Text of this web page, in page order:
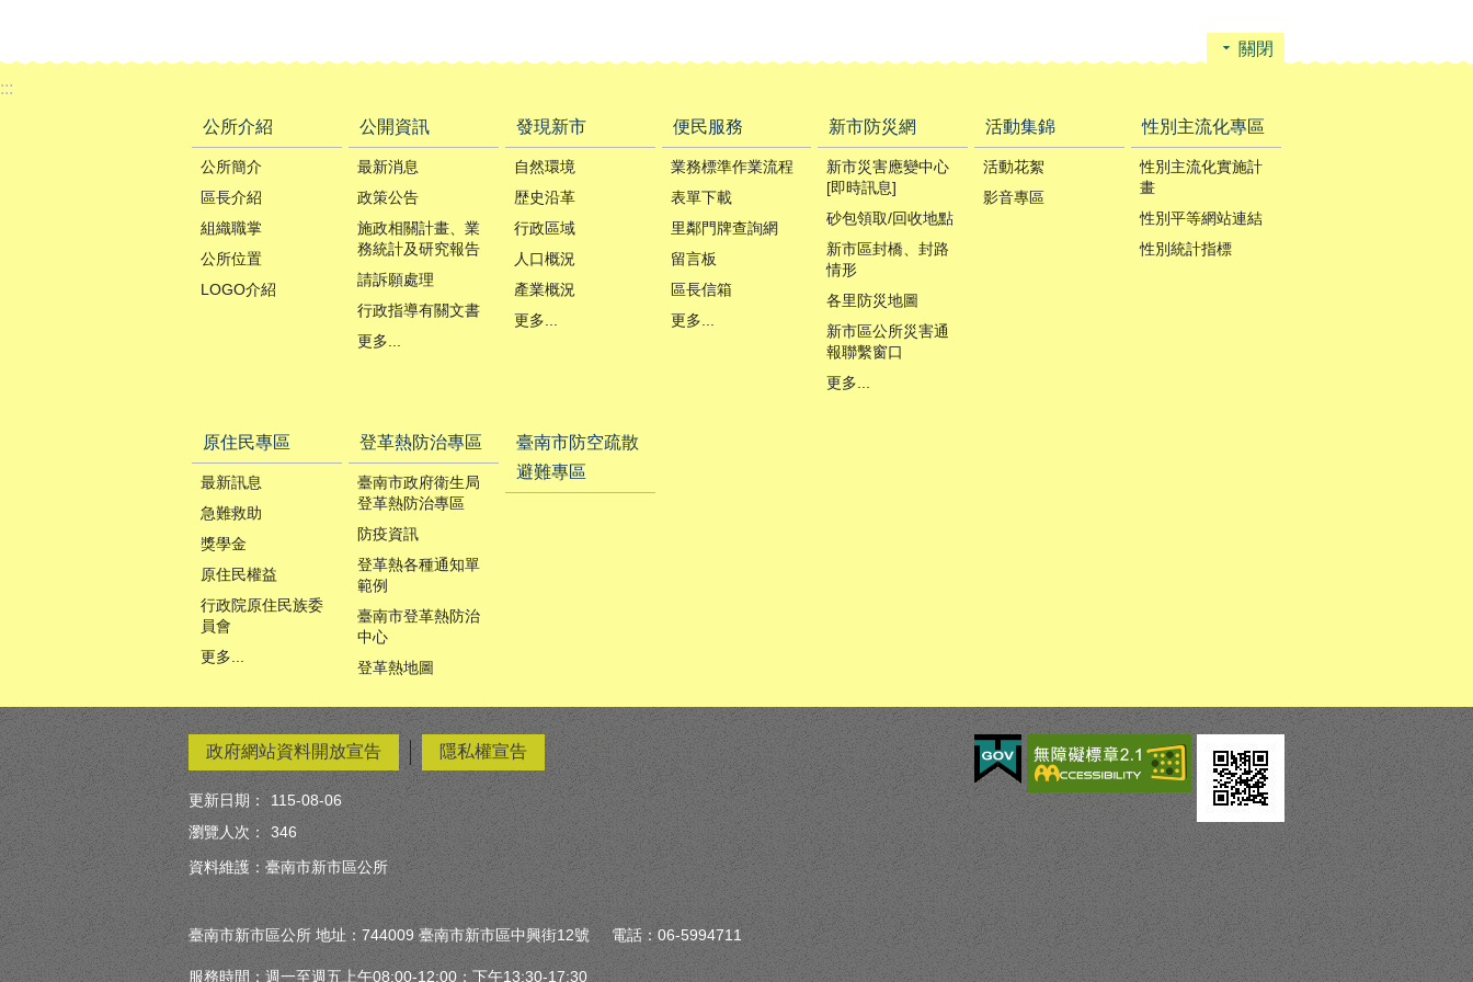
關閉
:::
公所介紹
公所簡介
區長介紹
組織職掌
公所位置
LOGO介紹
公開資訊
最新消息
政策公告
施政相關計畫、業
務統計及研究報告
請訴願處理
行政指導有關文書
更多...
發現新市
自然環境
歴史沿革
行政區域
人口概況
產業概況
更多...
便民服務
業務標準作業流程
表單下載
里鄰門牌查詢網
留言板
區長信箱
更多...
新市防災網
新市災害應變中心
[即時訊息]
砂包領取/回收地點
新市區封橋、封路
情形
各里防災地圖
新市區公所災害通
報聯繫窗口
更多...
活動集錦
活動花絮
影音專區
性別主流化專區
性別主流化實施計
畫
性別平等網站連結
性別統計指標
原住民專區
最新訊息
急難救助
獎學金
原住民權益
行政院原住民族委
員會
更多...
登革熱防治專區
臺南市政府衛生局
登革熱防治專區
防疫資訊
登革熱各種通知單
範例
臺南市登革熱防治
中心
登革熱地圖
臺南市防空疏散
避難專區
政府網站資料開放宣告 隱私權宣告
更新日期：
115-08-06
瀏覽人次：
346
資料維護：臺南市新市區公所
臺南市新市區公所 地址：744009 臺南市新市區中興街12號 電話：06-5994711
服務時間：週一至週五上午08:00-12:00；下午13:30-17:30